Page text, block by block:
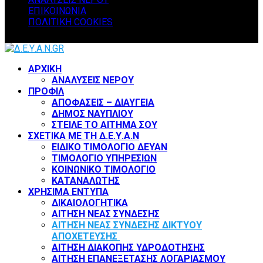
ΕΠΙΚΟΙΝΩΝΙΑ
ΠΟΛΙΤΙΚΗ COOKIES
ΑΡΧΙΚΗ
ΑΝΑΛΥΣΕΙΣ ΝΕΡΟΥ
ΠΡΟΦΙΛ
ΑΠΟΦΑΣΕΙΣ – ΔΙΑΥΓΕΙΑ
ΔΗΜΟΣ ΝΑΥΠΛΙΟΥ
ΣΤΕΙΛΕ ΤΟ ΑΙΤΗΜΑ ΣΟΥ
ΣΧΕΤΙΚΑ ΜΕ ΤΗ Δ.Ε.Υ.Α.Ν
ΕΙΔΙΚΟ ΤΙΜΟΛΟΓΙΟ ΔΕΥΑΝ
ΤΙΜΟΛΟΓΙΟ ΥΠΗΡΕΣΙΩΝ
ΚΟΙΝΩΝΙΚΟ ΤΙΜΟΛΟΓΙΟ
ΚΑΤΑΝΑΛΩΤΗΣ
ΧΡΗΣΙΜΑ ΕΝΤΥΠΑ
ΔΙΚΑΙΟΛΟΓΗΤΙΚΑ
ΑΙΤΗΣΗ ΝΕΑΣ ΣΥΝΔΕΣΗΣ
ΑΙΤΗΣΗ ΝΕΑΣ ΣΥΝΔΕΣΗΣ ΔΙΚΤΥΟΥ
ΑΠΟΧΕΤΕΥΣΗΣ
ΑΙΤΗΣΗ ΔΙΑΚΟΠΗΣ ΥΔΡΟΔΟΤΗΣΗΣ
ΑΙΤΗΣΗ ΕΠΑΝΕΞΕΤΑΣΗΣ ΛΟΓΑΡΙΑΣΜΟΥ